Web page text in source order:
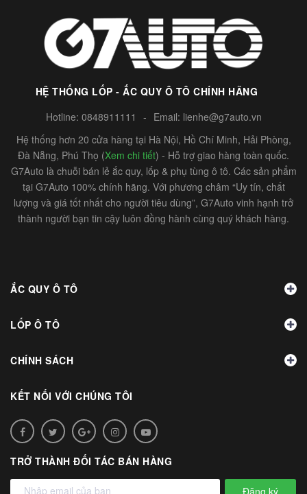
HỆ THỐNG LỐP - ẮC QUY Ô TÔ CHÍNH HÃNG
Hotline: 0848911111 - Email: lienhe@g7auto.vn
Hệ thống hơn 20 cửa hàng tại Hà Nội, Hồ Chí Minh, Hải Phòng,
Đà Nẵng, Phú Thọ (Xem chi tiết) - Hỗ trợ giao hàng toàn quốc.
G7Auto là chuỗi bán lẻ ắc quy, lốp & phụ tùng ô tô. Các sản phẩm
tại G7Auto 100% chính hãng. Với phương châm “Uy tín, chất
lượng và giá tốt nhất cho người tiêu dùng”, G7Auto vinh hạnh trở
thành người bạn tin cậy luôn đồng hành cùng quý khách hàng.
ẮC QUY Ô TÔ
LỐP Ô TÔ
CHÍNH SÁCH
KẾT NỐI VỚI CHÚNG TÔI
TRỞ THÀNH ĐỐI TÁC BÁN HÀNG